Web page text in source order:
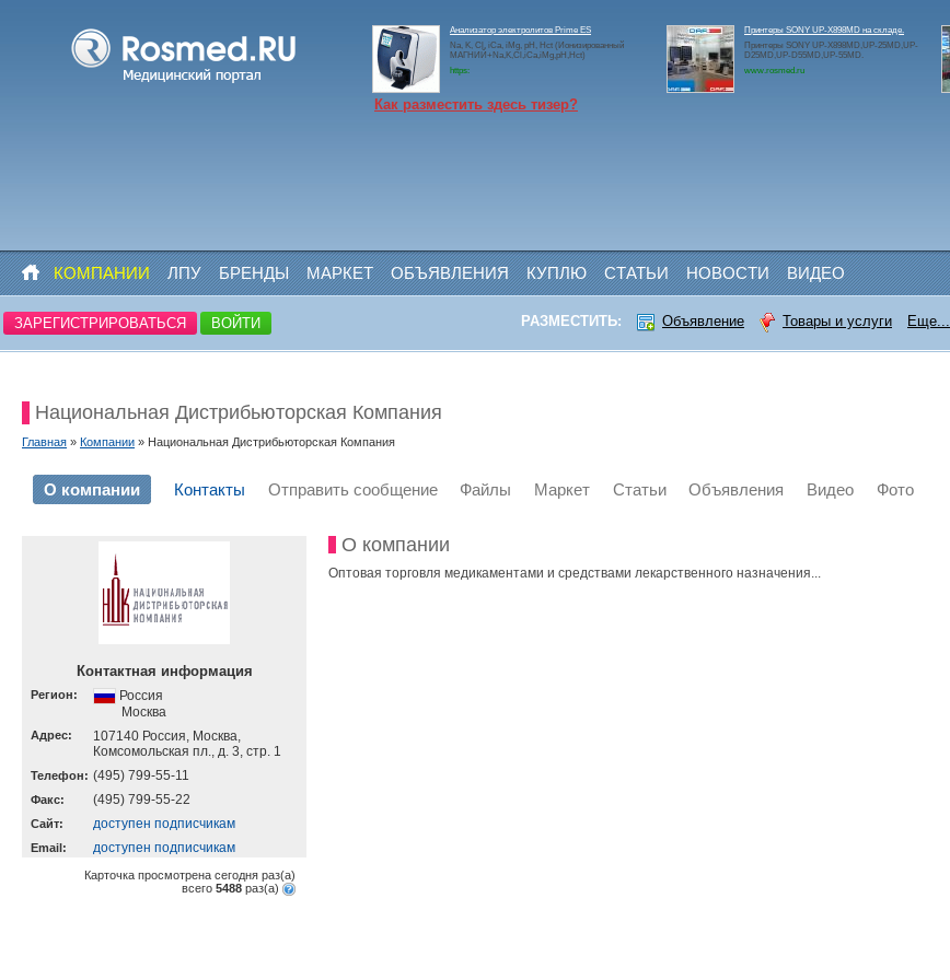
Анализатор электролитов Prime ES
Na, K, Cl, iCa, iMg, pH, Hct (Ионизированный
МАГНИЙ+Na,K,Cl,iCa,iMg,pH,Hct)
https:
Принтеры SONY UP-X898MD на складе.
Принтеры SONY UP-X898MD,UP-25MD,UP-
D25MD,UP-D55MD,UP-55MD.
www.rosmed.ru
Как разместить здесь тизер?
КОМПАНИИ ЛПУ БРЕНДЫ МАРКЕТ ОБЪЯВЛЕНИЯ КУПЛЮ СТАТЬИ НОВОСТИ ВИДЕО
ЗАРЕГИСТРИРОВАТЬСЯ ВОЙТИ РАЗМЕСТИТЬ: Объявление Товары и услуги Еще...
Национальная Дистрибьюторская Компания
Главная » Компании » Национальная Дистрибьюторская Компания
О компании Контакты Отправить сообщение Файлы Маркет Статьи Объявления Видео Фото
Контактная информация
Регион:
Россия
Москва
Адрес:
107140 Россия, Москва,
Комсомольская пл., д. 3, стр. 1
Телефон: (495) 799-55-11
Факс: (495) 799-55-22
Cайт: доступен подписчикам
Email: доступен подписчикам
Карточка просмотрена сегодня раз(a)
всего 5488 раз(a)
О компании
Оптовая торговля медикаментами и средствами лекарственного назначения...